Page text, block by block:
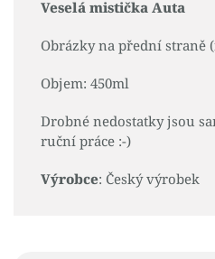
Veselá mistička Auta
Obrázky na přední straně
Objem: 450ml
Drobné nedostatky jsou
ruční práce :-)
Výrobce: Český výrobek